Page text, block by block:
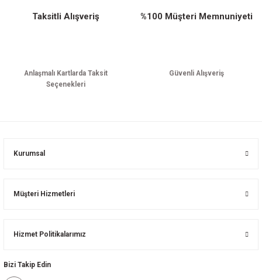
Taksitli Alışveriş
Anlaşmalı Kartlarda Taksit
Seçenekleri
%100 Müşteri Memnuniyeti
Güvenli Alışveriş
Kurumsal
Müşteri Hizmetleri
Hizmet Politikalarımız
Bizi Takip Edin